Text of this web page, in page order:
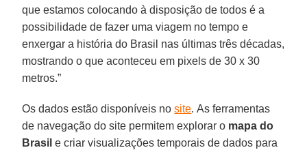
que estamos colocando à disposição de todos é a
possibilidade de fazer uma viagem no tempo e
enxergar a história do Brasil nas últimas três décadas,
mostrando o que aconteceu em pixels de 30 x 30
metros.”
Os dados estão disponíveis nosite. As ferramentas
de navegação do site permitem explorar o mapa do
Brasil e criar visualizações temporais de dados para